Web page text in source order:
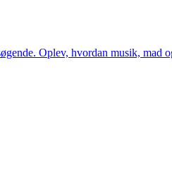
Oplev, hvordan musik, mad